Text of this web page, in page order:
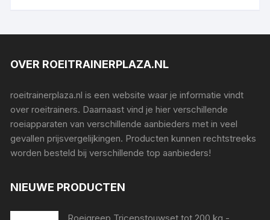
OVER ROEITRAINERPLAZA.NL
roeitrainerplaza.nl is een website waar je informatie vindt
over roeitrainers. Daarnaast vind je hier verschillende
roeiapparaten van verschillende aanbieders met in veel
gevallen prijsvergelijkingen. Producten kunnen rechtstreeks
worden besteld bij verschillende top aanbieders!
NIEUWE PRODUCTEN